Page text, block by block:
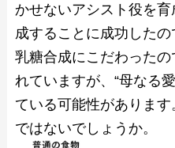
かせないアシスト役を
成することに成功した
乳糖合成にこだわった
れていますが、“母なる
ている可能性がありま
ではないでしょうか。